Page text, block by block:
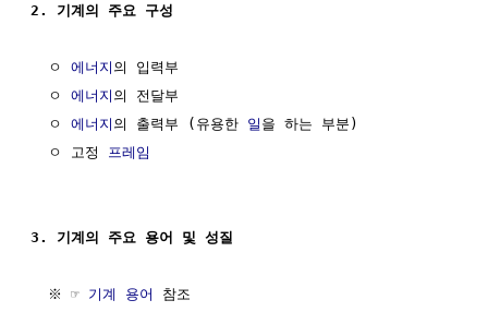
2. 기계의 주요 구성
  ㅇ
에너지 의 입력부
  ㅇ
에너지 의 전달부
  ㅇ
에너지 의 출력부 (유용한 일 을 하는 부분)
  ㅇ 고정
프레임
3. 기계의 주요 용어 및 성질
  ※ ☞
기계 용어
참조